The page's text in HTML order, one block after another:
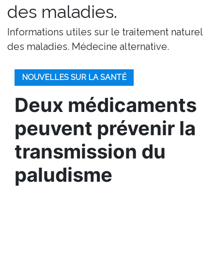
des maladies.
Informations utiles sur le traitement naturel
des maladies. Médecine alternative.
NOUVELLES SUR LA SANTÉ
Deux médicaments
peuvent prévenir la
transmission du
paludisme